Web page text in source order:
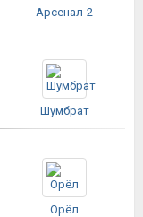
Арсенал-2
Шумбрат
Орёл